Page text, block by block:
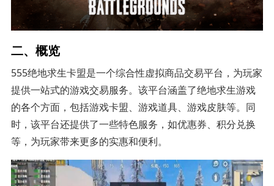
二、概览
555绝地求生卡盟是一个综合性虚拟商品交易平台，为玩家
提供一站式的游戏交易服务。该平台涵盖了绝地求生游戏
的各个方面，包括游戏卡盟、游戏道具、游戏皮肤等。同
时，该平台还提供了一些特色服务，如优惠券、积分兑换
等，为玩家带来更多的实惠和便利。